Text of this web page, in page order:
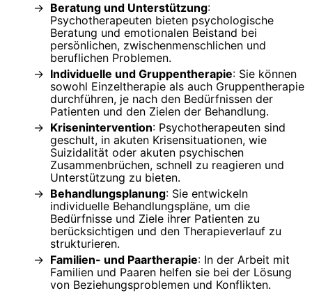
Beratung und Unterstützung:
Psychotherapeuten bieten psychologische
Beratung und emotionalen Beistand bei
persönlichen, zwischenmenschlichen und
beruflichen Problemen.
Individuelle und Gruppentherapie: Sie können
sowohl Einzeltherapie als auch Gruppentherapie
durchführen, je nach den Bedürfnissen der
Patienten und den Zielen der Behandlung.
Krisenintervention: Psychotherapeuten sind
geschult, in akuten Krisensituationen, wie
Suizidalität oder akuten psychischen
Zusammenbrüchen, schnell zu reagieren und
Unterstützung zu bieten.
Behandlungsplanung: Sie entwickeln
individuelle Behandlungspläne, um die
Bedürfnisse und Ziele ihrer Patienten zu
berücksichtigen und den Therapieverlauf zu
strukturieren.
Familien- und Paartherapie: In der Arbeit mit
Familien und Paaren helfen sie bei der Lösung
von Beziehungsproblemen und Konflikten.